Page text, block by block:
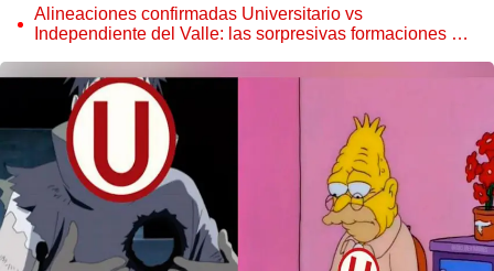
Alineaciones confirmadas Universitario vs
Independiente del Valle: las sorpresivas formaciones de